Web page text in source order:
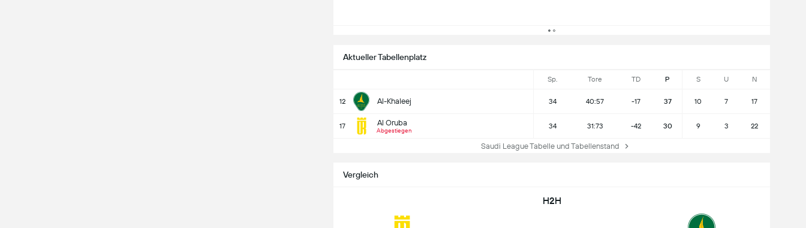
Aktueller Tabellenplatz
Sp. Tore TD P S U N
12 Al-Khaleej 34 40:57 -17 37 10 7 17
17 Al Oruba
Abgestiegen
34 31:73 -42 30 9 3 22
Saudi League Tabelle und Tabellenstand
Vergleich
H2H